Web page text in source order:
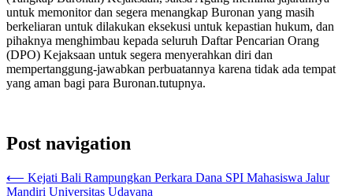
untuk memonitor dan segera menangkap Buronan yang masih
berkeliaran untuk dilakukan eksekusi untuk kepastian hukum, dan
pihaknya menghimbau kepada seluruh Daftar Pencarian Orang
(DPO) Kejaksaan untuk segera menyerahkan diri dan
mempertanggung-jawabkan perbuatannya karena tidak ada tempat
yang aman bagi para Buronan.tutupnya.
Post navigation
⟵ Kejati Bali Rampungkan Perkara Dana SPI Mahasiswa Jalur
Mandiri Universitas Udayana